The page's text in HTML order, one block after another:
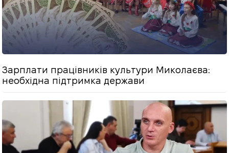
Зарплати працівників культури Миколаєва:
необхідна підтримка держави